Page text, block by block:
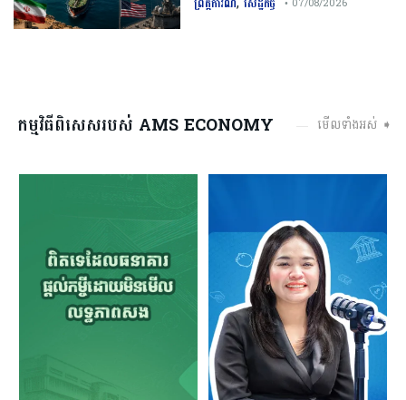
កម្មវិធីពិសេសរបស់ AMS ECONOMY មើលទាំងអស់ ➧